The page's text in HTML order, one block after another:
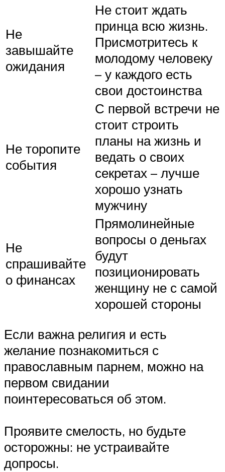
Не
завышайте
ожидания
Не стоит ждать
принца всю жизнь.
Присмотритесь к
молодому человеку
– у каждого есть
свои достоинства
Не торопите
события
С первой встречи не
стоит строить
планы на жизнь и
ведать о своих
секретах – лучше
хорошо узнать
мужчину
Не
спрашивайте
о финансах
Прямолинейные
вопросы о деньгах
будут
позиционировать
женщину не с самой
хорошей стороны
Если важна религия и есть
желание познакомиться с
православным парнем, можно на
первом свидании
поинтересоваться об этом.
Проявите смелость, но будьте
осторожны: не устраивайте
допросы.